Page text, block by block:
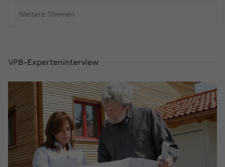
Weitere Themen
VPB-Experteninterview